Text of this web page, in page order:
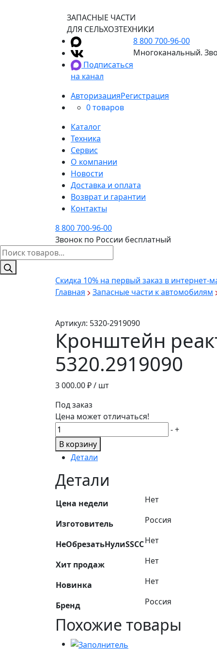
ЗАПАСНЫЕ ЧАСТИ
ДЛЯ СЕЛЬХОЗТЕХНИКИ
Подписаться
на канал
8 800 700-96-00
Многоканальный.
АвторизацияРегистрация
0 товаров
Каталог
Техника
Сервис
О компании
Новости
Доставка и оплата
Возврат и гарантии
Контакты
8 800 700-96-00
Звонок по России бесплатный
Поиск
товаров
Скидка 10% на первый заказ в интернет-
Главная
Запасные части к автомобилям
Артикул: 5320-2919090
Кронштейн
5320.2919090
3 000.00₽ / шт
Под заказ
Цена может отличаться!
Количество
товара
Кронштейн
реактивной
штанги
передний
КАМАЗ
5320.2919090
-+
В корзину
Детали
Детали
Цена недели Нет
Изготовитель Россия
НеОбрезатьНулиSSCCНет
Хит продаж Нет
Новинка Нет
Бренд Россия
Похожие товары